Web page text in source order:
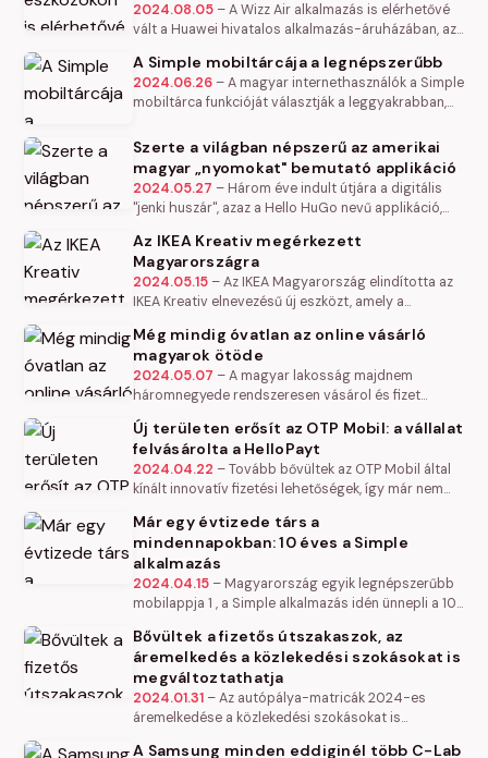
2024.08.05 –A Wizz Air alkalmazás is elérhetővé
vált a Huawei hivatalos alkalmazás-áruházában, az
Huawei készülékek felhasználói…
A Simple mobiltárcája a legnépszerűbb
2024.06.26 –A magyar internethasználók a Simple
mobiltárca funkcióját választják a leggyakrabban,
Szövetsége által…
Szerte a világban népszerű az amerikai
magyar „nyomokat" bemutató applikáció
2024.05.27 – Három éve indult útjára a digitális
"jenki huszár", azaz a Hello HuGo nevű applikáció,
lehető legtöbb magyar…
Az IKEA Kreativ megérkezett
Magyarországra
2024.05.15 –Az IKEA Magyarország elindította az
IKEA Kreativ elnevezésű új eszközt, amely a
lakberendezési tervezéshez. Az eszköz…
Még mindig óvatlan az online vásárló
magyarok ötöde
2024.05.07 –A magyar lakosság majdnem
háromnegyede rendszeresen vásárol és fizet
mindenki (97 százalék) tudatában van az…
Új területen erősít az OTP Mobil: a vállalat
felvásárolta a HelloPayt
2024.04.22 –Tovább bővültek az OTP Mobil által
kínált innovatív fizetési lehetőségek, így már nem
megoldások előnyeit élvezhetik a…
Már egy évtizede társ a
mindennapokban: 10 éves a Simple
alkalmazás
2024.04.15 – Magyarország egyik legnépszerűbb
mobilappja 1 , a Simple alkalmazás idén ünnepli a 10.
elérhetővé az…
Bővültek a fizetős útszakaszok, az
áremelkedés a közlekedési szokásokat is
megváltoztathatja
2024.01.31 –Az autópálya-matricák 2024-es
áremelkedése a közlekedési szokásokat is
A Samsung minden eddiginél több C-Lab